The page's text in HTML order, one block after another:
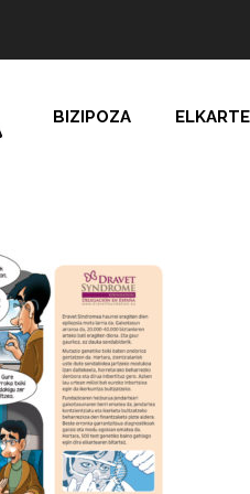
BIZIPOZA